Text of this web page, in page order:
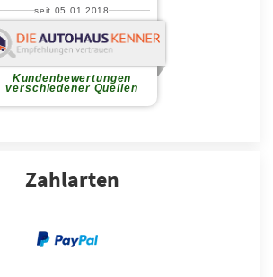
Zahlarten